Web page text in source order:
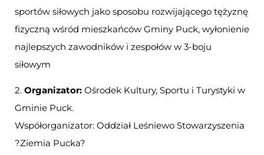
sportów siłowych jako sposobu rozwijającego tężyznę
fizyczną wśród mieszkańców Gminy Puck, wyłonienie
najlepszych zawodników i zespołów w 3-boju
siłowym
2. Organizator: Ośrodek Kultury, Sportu i Turystyki w
Gminie Puck.
Współorganizator: Oddział Leśniewo Stowarzyszenia
?Ziemia Pucka?